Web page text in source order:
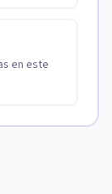
en este